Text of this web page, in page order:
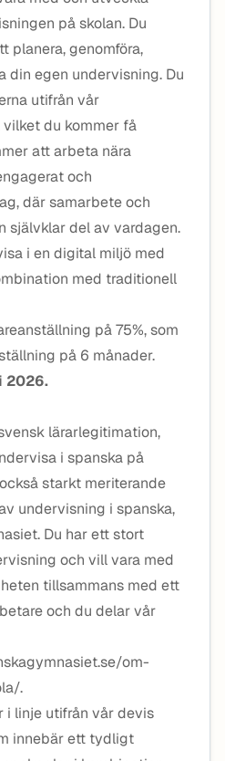
på skolan. Du
planera, genomföra,
din egen undervisning. Du
utifrån vår
du kommer få
att arbeta nära
och
där samarbete och
självklar del av vardagen.
i en digital miljö med
med traditionell
på 75%, som
på 6 månader.
2026.
lärarlegitimation,
i spanska på
starkt meriterande
undervisning i spanska,
Du har ett stort
och vill vara med
tillsammans med ett
och du delar vår
om-
.
i linje utifrån vår devis
innebär ett tydligt